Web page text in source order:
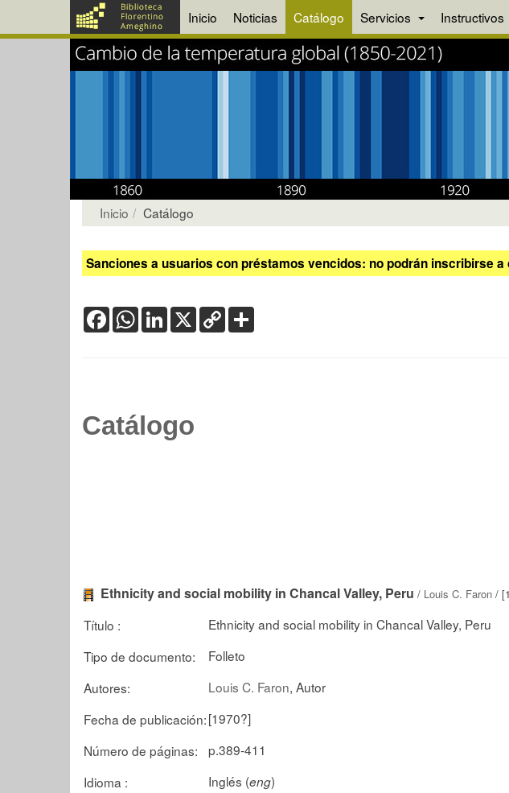
Inicio Noticias Catálogo Servicios Instructivos
Inicio Catálogo
Sanciones a usuarios con préstamos vencidos: no podrán inscribirse
FacebookWhatsApp
LinkedIn
X Copy
Link
Catálogo
Ethnicity and social mobility in Chancal Valley, Peru / Louis C. Faron /
Título :
Ethnicity and social mobility in Chancal Valley, Peru
Tipo de documento:
Folleto
Autores:
Louis C. Faron, Autor
Fecha de publicación:[1970?]
Número de páginas:
p.389-411
Idioma :
Inglés (eng)